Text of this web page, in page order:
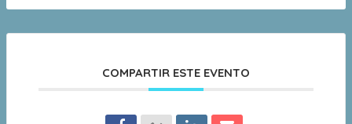
COMPARTIR ESTE EVENTO